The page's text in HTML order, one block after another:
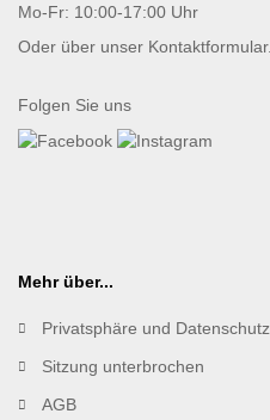
Mo-Fr: 10:00-17:00 Uhr
Oder über unser Kontaktformular.
Folgen Sie uns
Mehr über...
Privatsphäre und Datenschutz
Sitzung unterbrochen
AGB